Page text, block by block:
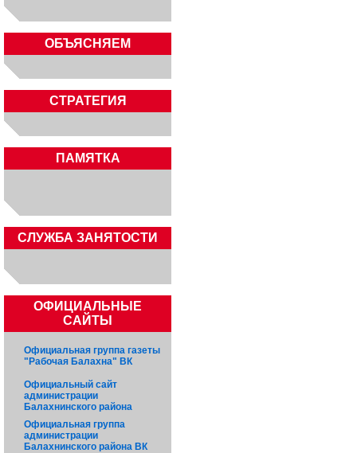
ОБЪЯСНЯЕМ
СТРАТЕГИЯ
ПАМЯТКА
CЛУЖБА ЗАНЯТОСТИ
ОФИЦИАЛЬНЫЕ
САЙТЫ
Официальная группа газеты
"Рабочая Балахна" ВК
Официальный сайт
администрации
Балахнинского района
Официальная группа
администрации
Балахнинского района ВК